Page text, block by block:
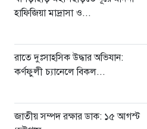
হাফিজিয়া মাদ্রাসা ও...
রাতে দুঃসাহসিক উদ্ধার অভিযান:
কর্ণফুলী চ্যানেলে বিকল...
জাতীয় সম্পদ রক্ষার ডাক: ১৫ আগস্ট